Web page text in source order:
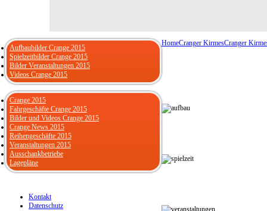
HomeCranger KirmesCranger
Aufbaubilder Crange 2015
Spielzeitbilder Crange 2015
Bilder Veranstaltungen 2015
Videos Crange 2015
Crange 2015
Fahrgeschäfte Crange 2015
Bilder und Videos Crange 2015
Crange News 2015
Reihengeschäfte 2015
Veranstaltungen 2015
Ausschankbetriebe
Lagepläne
Kontakt
Datenschutz